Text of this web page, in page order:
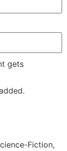
gets
Fiction,